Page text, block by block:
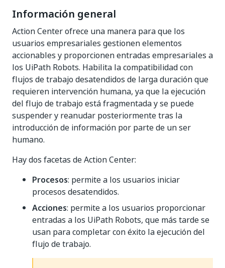
Información general
Action Center ofrece una manera para que los
usuarios empresariales gestionen elementos
accionables y proporcionen entradas empresariales a
los UiPath Robots. Habilita la compatibilidad con
flujos de trabajo desatendidos de larga duración que
requieren intervención humana, ya que la ejecución
del flujo de trabajo está fragmentada y se puede
suspender y reanudar posteriormente tras la
introducción de información por parte de un ser
humano.
Hay dos facetas de Action Center:
Procesos: permite a los usuarios iniciar
procesos desatendidos.
Acciones: permite a los usuarios proporcionar
entradas a los UiPath Robots, que más tarde se
usan para completar con éxito la ejecución del
flujo de trabajo.